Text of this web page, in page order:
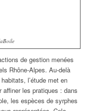
de gestion menées
Rhône-Alpes. Au-delà
l’étude met en
les pratiques : dans
les espèces de syrphes